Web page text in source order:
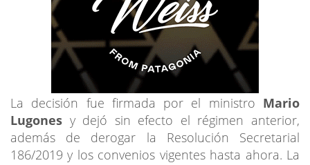
La decisión fue firmada por el ministro Mario
Lugones y dejó sin efecto el régimen anterior,
además de derogar la Resolución Secretarial
186/2019 y los convenios vigentes hasta ahora. La